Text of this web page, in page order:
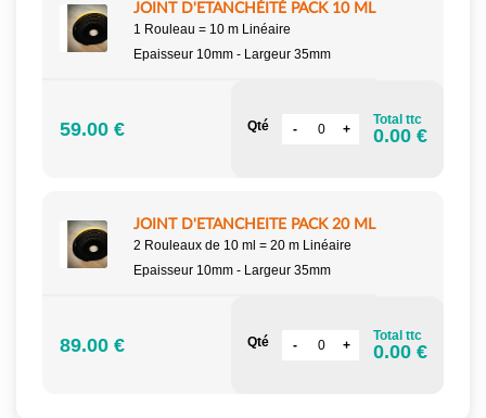
JOINT D'ETANCHÉITÉ PACK 10 ML
1 Rouleau = 10 m Linéaire
Epaisseur 10mm - Largeur 35mm
59.00 € Qté Total ttc
0.00 €
JOINT D'ETANCHEITE PACK 20 ML
2 Rouleaux de 10 ml = 20 m Linéaire
Epaisseur 10mm - Largeur 35mm
89.00 € Qté Total ttc
0.00 €